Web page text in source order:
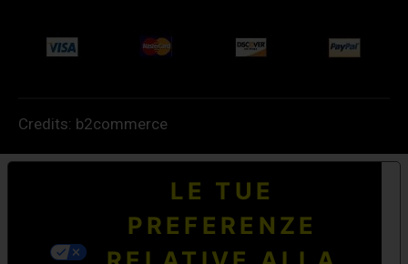
Credits: b2commerce
LE TUE
PREFERENZE